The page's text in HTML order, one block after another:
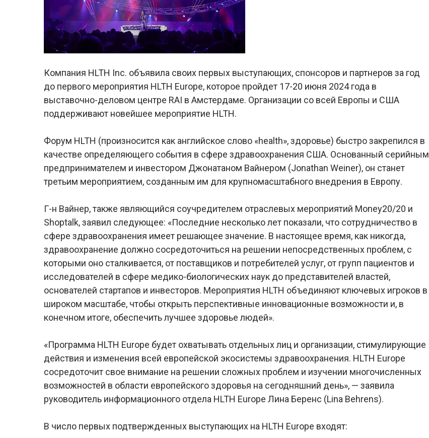
Компания HLTH Inc. объявила своих первых выступающих, спонсоров и партнеров за год
до первого мероприятия HLTH Europe, которое пройдет 17-20 июня 2024 года в
выставочно-деловом центре RAI в Амстердаме. Организации со всей Европы и США
поддерживают новейшее мероприятие HLTH.
Форум HLTH (произносится как английское слово «health», здоровье) быстро закрепился в
качестве определяющего события в сфере здравоохранения США. Основанный серийным
предпринимателем и инвестором Джонатаном Вайнером (Jonathan Weiner), он станет
третьим мероприятием, созданным им для крупномасштабного внедрения в Европу.
Г-н Вайнер, также являющийся соучредителем отраслевых мероприятий Money20/20 и
Shoptalk, заявил следующее: «Последние несколько лет показали, что сотрудничество в
сфере здравоохранения имеет решающее значение. В настоящее время, как никогда,
здравоохранение должно сосредоточиться на решении непосредственных проблем, с
которыми оно сталкивается, от поставщиков и потребителей услуг, от групп пациентов и
исследователей в сфере медико-биологических наук до представителей властей,
основателей стартапов и инвесторов. Мероприятия HLTH объединяют ключевых игроков в
широком масштабе, чтобы открыть перспективные инновационные возможности и, в
конечном итоге, обеспечить лучшее здоровье людей».
«Программа HLTH Europe будет охватывать отдельных лиц и организации, стимулирующие
действия и изменения всей европейской экосистемы здравоохранения. HLTH Europe
сосредоточит свое внимание на решении сложных проблем и изучении многочисленных
возможностей в области европейского здоровья на сегодняшний день», — заявила
руководитель информационного отдела HLTH Europe Лина Беренс (Lina Behrens).
В число первых подтвержденных выступающих на HLTH Europe входят: